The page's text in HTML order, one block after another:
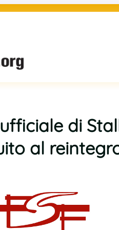
di
al